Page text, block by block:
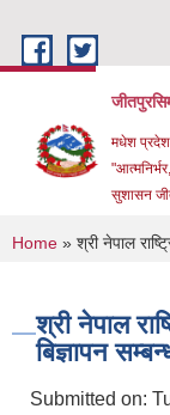
मधेश
सुशासन
You are
Home » श्री नेपाल
श्री नेपाल
बिज्ञापन
Submitted on: